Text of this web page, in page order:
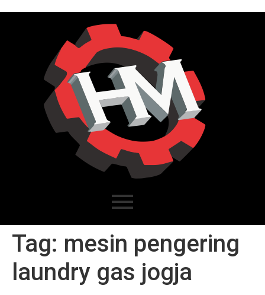
Tag: mesin pengering
laundry gas jogja